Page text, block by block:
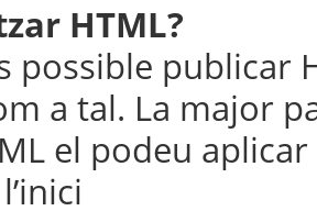
HTML?
possible publicar
a tal. La major
el podeu